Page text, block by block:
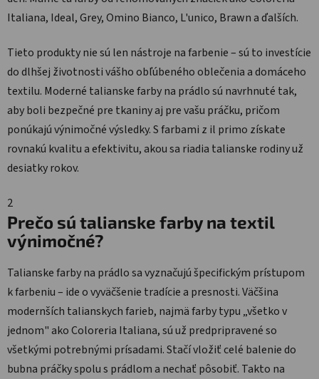
Italiana, Ideal, Grey, Omino Bianco, L'unico, Brawn a ďalších.
Tieto produkty nie sú len nástroje na farbenie – sú to investície
do dlhšej životnosti vášho obľúbeného oblečenia a domáceho
textilu. Moderné talianske farby na prádlo sú navrhnuté tak,
aby boli bezpečné pre tkaniny aj pre vašu práčku, pričom
ponúkajú výnimočné výsledky. S farbami z il primo získate
rovnakú kvalitu a efektivitu, akou sa riadia talianske rodiny už
desiatky rokov.
2
Prečo sú talianske farby na textil
výnimočné?
Talianske farby na prádlo sa vyznačujú špecifickým prístupom
k farbeniu – ide o vyväčšenie tradície a presnosti. Väčšina
modernších talianskych farieb, najmä farby typu „všetko v
jednom" ako Coloreria Italiana, sú už predpripravené so
všetkými potrebnými prísadami. Stačí vložiť celé balenie do
bubna práčky spolu s prádlom a nechať pôsobiť. Takto na